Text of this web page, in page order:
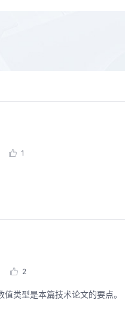
1
2
类型是本篇技术论文的要点。
AI开发者运营负责人